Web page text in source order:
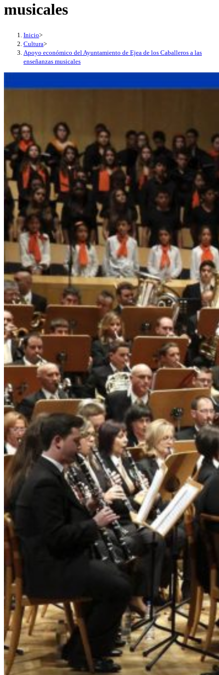
musicales
Inicio>
Cultura>
Apoyo económico del Ayuntamiento de Ejea de los Caballeros a las
enseñanzas musicales